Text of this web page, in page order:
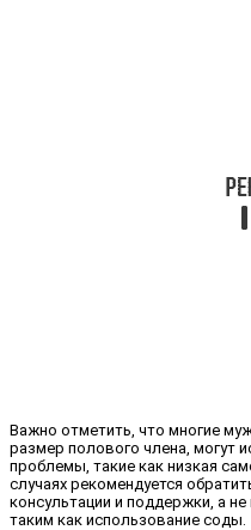
Важно отметить, что многие
размер полового члена, могут
проблемы, такие как низкая
случаях рекомендуется
консультации и поддержки, а
таким как использование соды.